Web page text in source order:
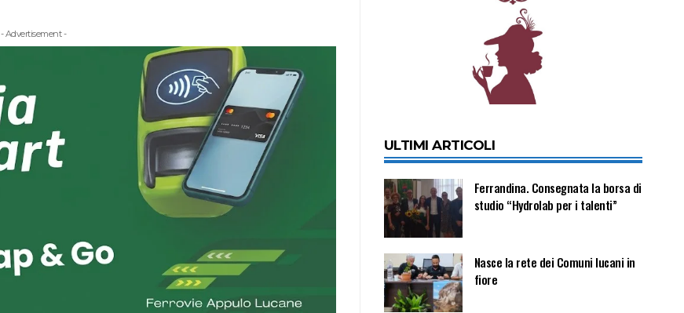
- Advertisement -
ULTIMI ARTICOLI
Ferrandina. Consegnata la borsa di
studio “Hydrolab per i talenti”
Nasce la rete dei Comuni lucani in
fiore